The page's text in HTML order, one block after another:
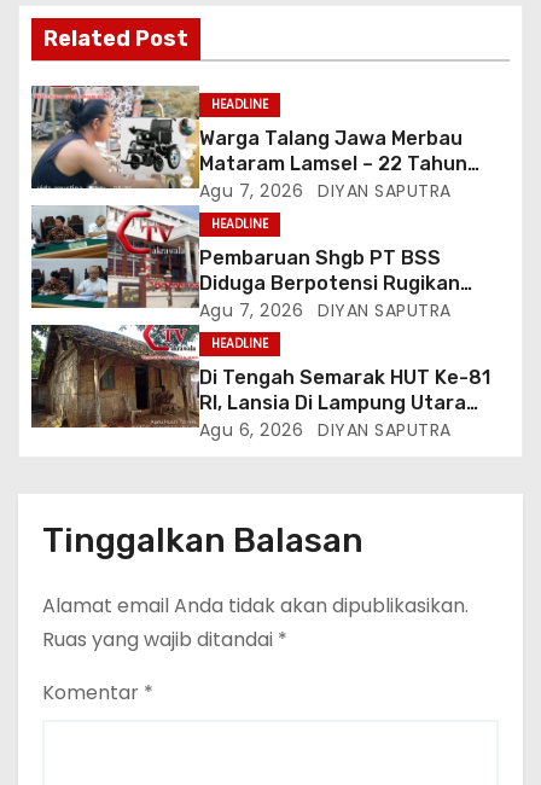
Related Post
HEADLINE
Warga Talang Jawa Merbau
Mataram Lamsel – 22 Tahun
Lumpuh Vina Agustina Viral Di
Tiktok Inginkan Kursi Roda
Listrik, Kepala Perwakilan
Provinsi Lampung Media
Cakrawala Tv Meminta Pemda
Lamsel Bertindak
Agu 7, 2026 DIYAN SAPUTRA
HEADLINE
Pembaruan Shgb PT BSS
Diduga Berpotensi Rugikan
Negara, Kementrian ATR/BPN Di
Gugat Di PTUN Jakarta
Agu 7, 2026 DIYAN SAPUTRA
HEADLINE
Di Tengah Semarak HUT Ke-81
RI, Lansia Di Lampung Utara
Hidup Memprihatinkan
Agu 6, 2026 DIYAN SAPUTRA
Tinggalkan Balasan
Alamat email Anda tidak akan dipublikasikan.
Ruas yang wajib ditandai *
Komentar *